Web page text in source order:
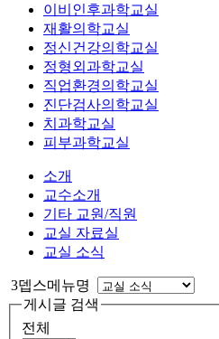
이비인후과학교실
재활의학교실
정신건강의학교실
정형외과학교실
직업환경의학교실
진단검사의학교실
치과학교실
피부과학교실
소개
교수소개
기타 교원/직원
교실 자료실
교실 소식
3뎁스메뉴명
게시글 검색
전체